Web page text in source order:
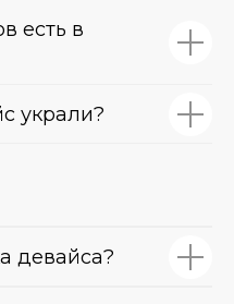
есть в
украли?
девайса?